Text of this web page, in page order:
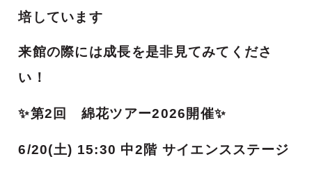
培しています
来館の際には成長を是非見てみてくださ
い！
✨第2回 綿花ツアー2026開催✨
6/20(土) 15:30 中2階 サイエンスステージ